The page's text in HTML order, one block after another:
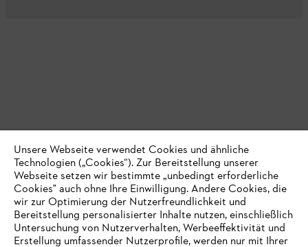
Unsere Webseite verwendet Cookies und ähnliche
Technologien („Cookies“). Zur Bereitstellung unserer
Webseite setzen wir bestimmte „unbedingt erforderliche
Cookies" auch ohne Ihre Einwilligung. Andere Cookies, die
wir zur Optimierung der Nutzerfreundlichkeit und
Bereitstellung personalisierter Inhalte nutzen, einschließlich
Untersuchung von Nutzerverhalten, Werbeeffektivität und
Erstellung umfassender Nutzerprofile, werden nur mit Ihrer